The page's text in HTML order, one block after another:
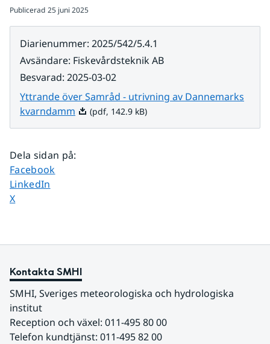
Publicerad 25 juni 2025
Diarienummer: 2025/542/5.4.1
Avsändare: Fiskevårdsteknik AB
Besvarad: 2025-03-02
Yttrande över Samråd - utrivning av Dannemarks
kvarndamm Pdf, 142.9 kB.
(pdf, 142.9 kB)
Dela sidan på:
Dela sidan på
Facebook
Dela sidan på
LinkedIn
Dela sidan på
X
Kontakta SMHI
SMHI, Sveriges meteorologiska och hydrologiska
institut
Reception och växel: 011-495 80 00
Telefon kundtjänst: 011-495 82 00